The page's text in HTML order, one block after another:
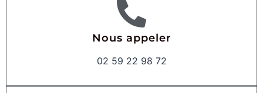
Nous appeler
02 59 22 98 72